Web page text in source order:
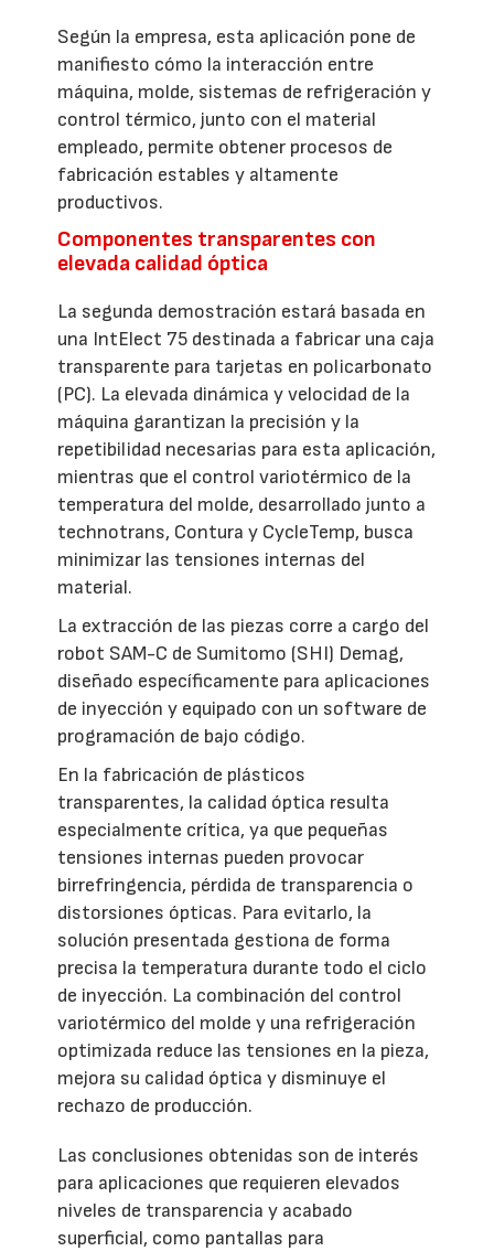
Según la empresa, esta aplicación pone de
manifiesto cómo la interacción entre
máquina, molde, sistemas de refrigeración y
control térmico, junto con el material
empleado, permite obtener procesos de
fabricación estables y altamente
productivos.
Componentes transparentes con
elevada calidad óptica
La segunda demostración estará basada en
una IntElect 75 destinada a fabricar una caja
transparente para tarjetas en policarbonato
(PC). La elevada dinámica y velocidad de la
máquina garantizan la precisión y la
repetibilidad necesarias para esta aplicación,
mientras que el control variotérmico de la
temperatura del molde, desarrollado junto a
technotrans, Contura y CycleTemp, busca
minimizar las tensiones internas del
material.
La extracción de las piezas corre a cargo del
robot SAM-C de Sumitomo (SHI) Demag,
diseñado específicamente para aplicaciones
de inyección y equipado con un software de
programación de bajo código.
En la fabricación de plásticos
transparentes, la calidad óptica resulta
especialmente crítica, ya que pequeñas
tensiones internas pueden provocar
birrefringencia, pérdida de transparencia o
distorsiones ópticas. Para evitarlo, la
solución presentada gestiona de forma
precisa la temperatura durante todo el ciclo
de inyección. La combinación del control
variotérmico del molde y una refrigeración
optimizada reduce las tensiones en la pieza,
mejora su calidad óptica y disminuye el
rechazo de producción.
Las conclusiones obtenidas son de interés
para aplicaciones que requieren elevados
niveles de transparencia y acabado
superficial, como pantallas para